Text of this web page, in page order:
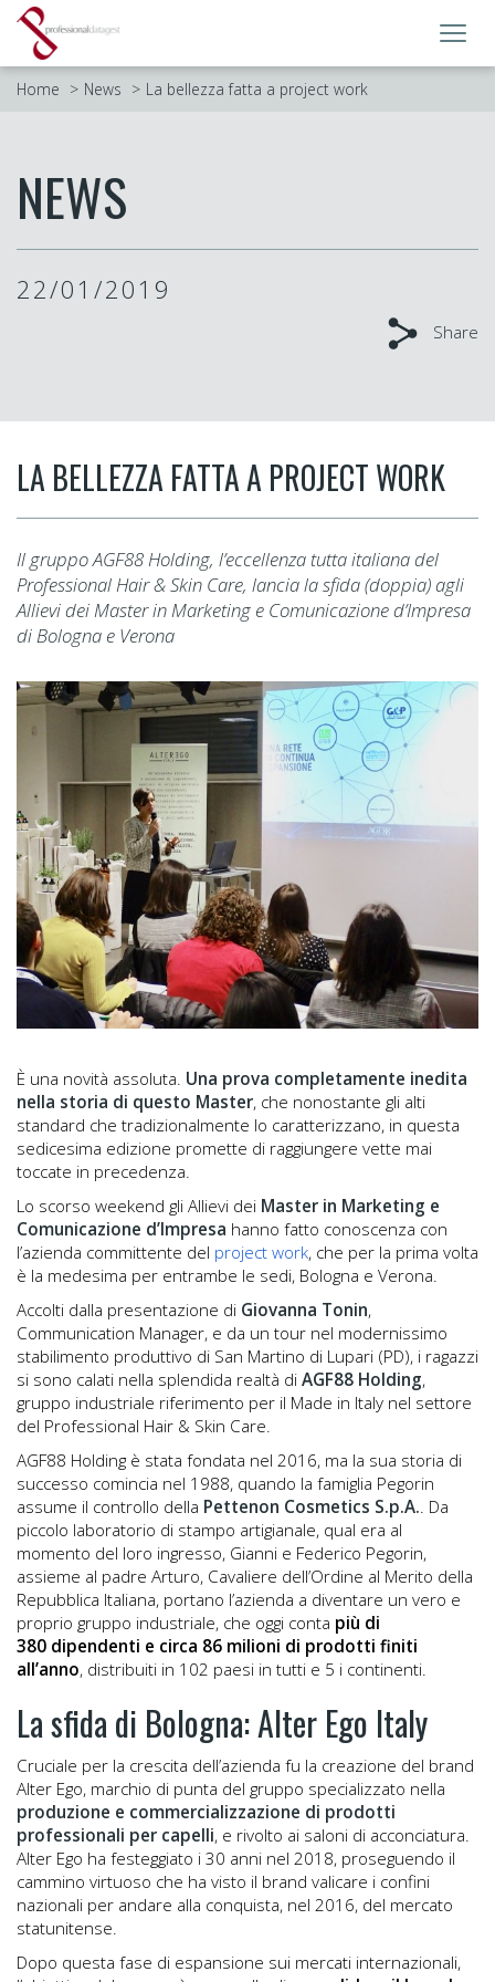
Home News La bellezza fatta a project work
NEWS
22/01/2019
Share
LA BELLEZZA FATTA A PROJECT WORK
Il gruppo AGF88 Holding, l’eccellenza tutta italiana del
Professional Hair & Skin Care, lancia la sfida (doppia) agli
Allievi dei Master in Marketing e Comunicazione d’Impresa
di Bologna e Verona
È una novità assoluta. Una prova completamente inedita
nella storia di questo Master, che nonostante gli alti
standard che tradizionalmente lo caratterizzano, in questa
sedicesima edizione promette di raggiungere vette mai
toccate in precedenza.
Lo scorso weekend gli Allievi dei Master in Marketing e
Comunicazione d’Impresa hanno fatto conoscenza con
l’azienda committente del project work, che per la prima volta
è la medesima per entrambe le sedi, Bologna e Verona.
Accolti dalla presentazione di Giovanna Tonin,
Communication Manager, e da un tour nel modernissimo
stabilimento produttivo di San Martino di Lupari (PD), i ragazzi
si sono calati nella splendida realtà di AGF88 Holding,
gruppo industriale riferimento per il Made in Italy nel settore
del Professional Hair & Skin Care.
AGF88 Holding è stata fondata nel 2016, ma la sua storia di
successo comincia nel 1988, quando la famiglia Pegorin
assume il controllo della Pettenon Cosmetics S.p.A. . Da
piccolo laboratorio di stampo artigianale, qual era al
momento del loro ingresso, Gianni e Federico Pegorin,
assieme al padre Arturo, Cavaliere dell’Ordine al Merito della
Repubblica Italiana, portano l’azienda a diventare un vero e
proprio gruppo industriale, che oggi conta più di
380 dipendenti e circa 86 milioni di prodotti finiti
all’anno, distribuiti in 102 paesi in tutti e 5 i continenti.
La sfida di Bologna: Alter Ego Italy
Cruciale per la crescita dell’azienda fu la creazione del brand
Alter Ego, marchio di punta del gruppo specializzato nella
produzione e commercializzazione di prodotti
professionali per capelli, e rivolto ai saloni di acconciatura.
Alter Ego ha festeggiato i 30 anni nel 2018, proseguendo il
cammino virtuoso che ha visto il brand valicare i confini
nazionali per andare alla conquista, nel 2016, del mercato
statunitense.
Dopo questa fase di espansione sui mercati internazionali,